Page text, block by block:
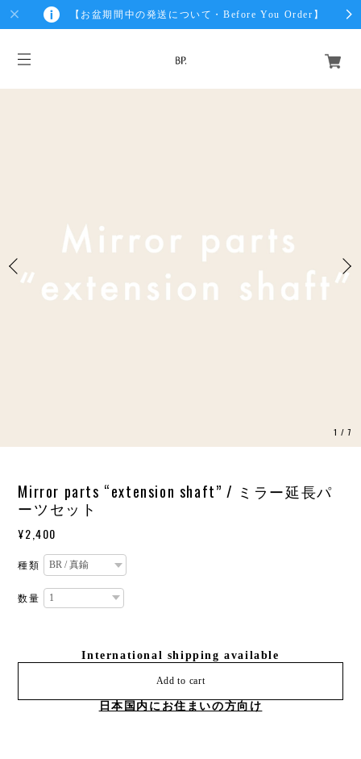
【お盆期間中の発送について・Before You Order】
1 /7
Mirror parts “extension shaft” / ミラー延長パ
ーツセット
¥2,400
種類
数量
International shipping available
Add to cart
日本国内にお住まいの方向け